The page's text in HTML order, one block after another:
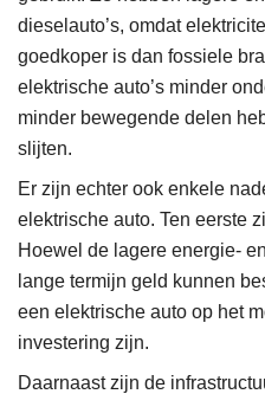
dieselauto’s, omdat
goedkoper is dan fossiele
elektrische auto’s minder
minder bewegende delen
slijten.
Er zijn echter ook enkele
elektrische auto. Ten eerste
Hoewel de lagere energie-
lange termijn geld kunnen
een elektrische auto op het
investering zijn.
Daarnaast zijn de